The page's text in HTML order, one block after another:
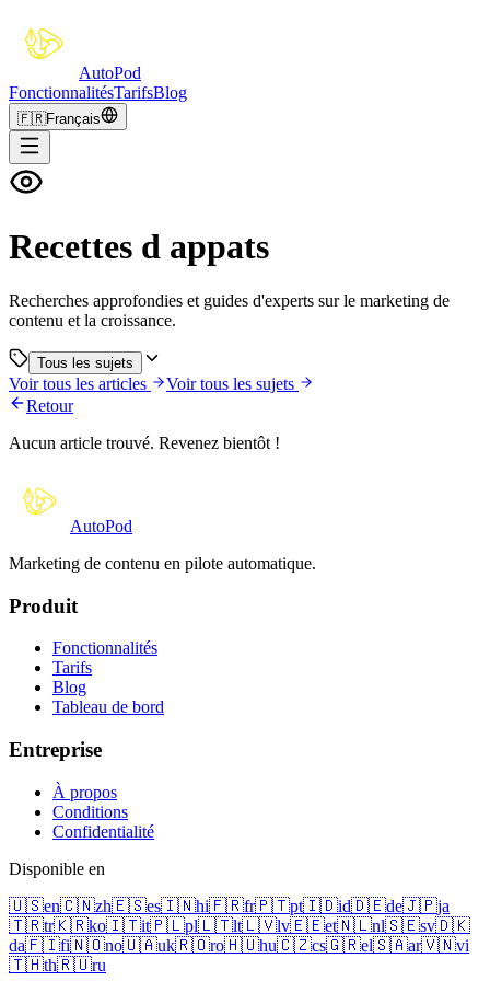
AutoPod
FonctionnalitésTarifsBlog
🇫🇷Français
Recettes d appats
Recherches approfondies et guides d'experts sur le marketing de
contenu et la croissance.
Tous les sujets
Voir tous les articles
Voir tous les sujets
Retour
Aucun article trouvé. Revenez bientôt !
AutoPod
Marketing de contenu en pilote automatique.
Produit
Fonctionnalités
Tarifs
Blog
Tableau de bord
Entreprise
À propos
Conditions
Confidentialité
Disponible en
🇺🇸en🇨🇳zh🇪🇸es🇮🇳hi🇫🇷fr🇵🇹pt🇮🇩id🇩🇪de🇯🇵ja
🇹🇷tr🇰🇷ko🇮🇹it🇵🇱pl🇱🇹lt🇱🇻lv🇪🇪et🇳🇱nl🇸🇪sv🇩🇰
da🇫🇮fi🇳🇴no🇺🇦uk🇷🇴ro🇭🇺hu🇨🇿cs🇬🇷el🇸🇦ar🇻🇳vi
🇹🇭th🇷🇺ru